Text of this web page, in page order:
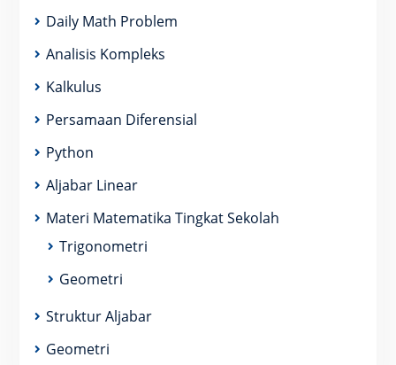
Daily Math Problem
Analisis Kompleks
Kalkulus
Persamaan Diferensial
Python
Aljabar Linear
Materi Matematika Tingkat Sekolah
Trigonometri
Geometri
Struktur Aljabar
Geometri